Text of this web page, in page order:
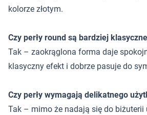
kolorze złotym.
Czy perły round są bardziej
Tak – zaokrąglona forma daje
klasyczny efekt i dobrze pasuje do
Czy perły wymagają delikatnego
Tak – mimo że nadają się do biżuterii